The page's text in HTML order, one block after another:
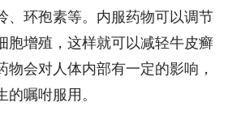
、环孢素等。内服药物可以调节
胞增殖，这样就可以减轻牛皮癣
物会对人体内部有一定的影响，
的嘱咐服用。